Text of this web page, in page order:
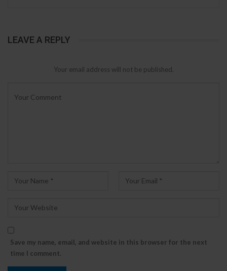
LEAVE A REPLY
Your email address will not be published.
Save my name, email, and website in this browser for the next
time I comment.